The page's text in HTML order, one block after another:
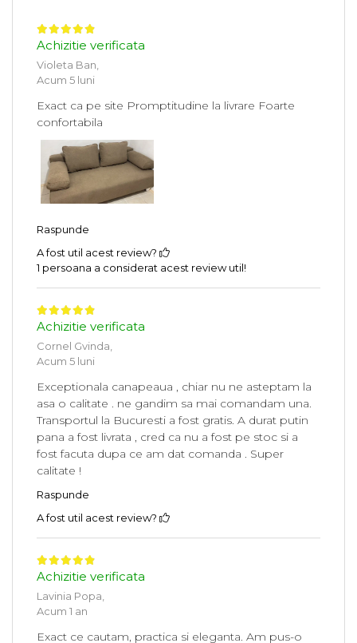
Achizitie verificata
Violeta Ban,
Acum 5 luni
Exact ca pe site Promptitudine la livrare Foarte
confortabila
Raspunde
A fost util acest review?
1 persoana a considerat acest review util!
Achizitie verificata
Cornel Gvinda,
Acum 5 luni
Exceptionala canapeaua , chiar nu ne asteptam la
asa o calitate . ne gandim sa mai comandam una.
Transportul la Bucuresti a fost gratis. A durat putin
pana a fost livrata , cred ca nu a fost pe stoc si a
fost facuta dupa ce am dat comanda . Super
calitate !
Raspunde
A fost util acest review?
Achizitie verificata
Lavinia Popa,
Acum 1 an
Exact ce cautam, practica si eleganta. Am pus-o